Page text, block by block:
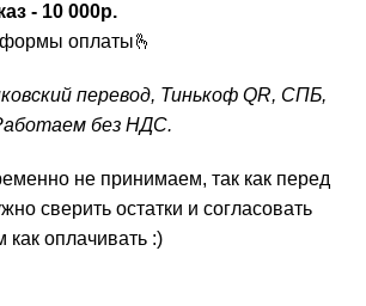
- 10 000р.
оплаты🫰
перевод, Тинькоф QR, СПБ,
без НДС.
не принимаем, так как перед
сверить остатки и согласовать
как оплачивать :)